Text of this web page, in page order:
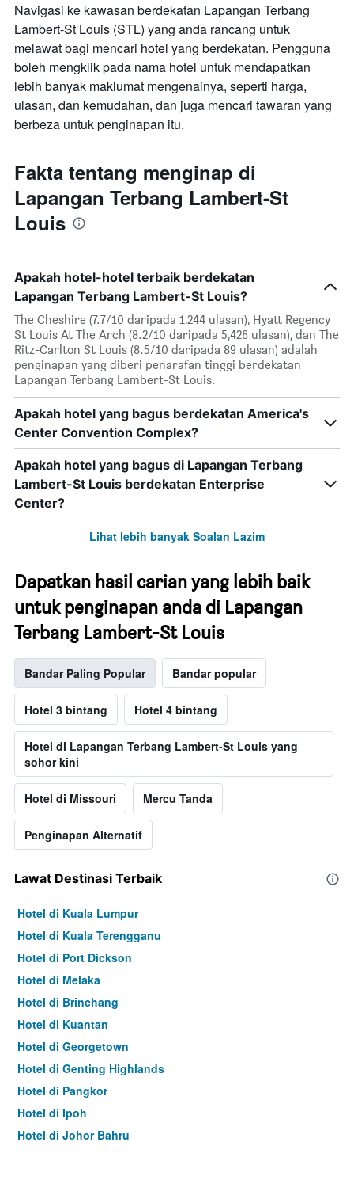
Navigasi ke kawasan berdekatan Lapangan Terbang
Lambert-St Louis (STL) yang anda rancang untuk
melawat bagi mencari hotel yang berdekatan. Pengguna
boleh mengklik pada nama hotel untuk mendapatkan
lebih banyak maklumat mengenainya, seperti harga,
ulasan, dan kemudahan, dan juga mencari tawaran yang
berbeza untuk penginapan itu.
Fakta tentang menginap di
Lapangan Terbang Lambert-St
Louis
Apakah hotel-hotel terbaik berdekatan
Lapangan Terbang Lambert-St Louis?
The Cheshire (7.7/10 daripada 1,244 ulasan), Hyatt Regency
St Louis At The Arch (8.2/10 daripada 5,426 ulasan), dan The
Ritz-Carlton St Louis (8.5/10 daripada 89 ulasan) adalah
penginapan yang diberi penarafan tinggi berdekatan
Lapangan Terbang Lambert-St Louis.
Apakah hotel yang bagus berdekatan America's
Center Convention Complex?
Apakah hotel yang bagus di Lapangan Terbang
Lambert-St Louis berdekatan Enterprise
Center?
Lihat lebih banyak Soalan Lazim
Dapatkan hasil carian yang lebih baik
untuk penginapan anda di Lapangan
Terbang Lambert-St Louis
Bandar Paling Popular Bandar popular
Hotel 3 bintang Hotel 4 bintang
Hotel di Lapangan Terbang Lambert-St Louis yang
sohor kini
Hotel di Missouri Mercu Tanda
Penginapan Alternatif
Lawat Destinasi Terbaik
Hotel di Kuala Lumpur
Hotel di Kuala Terengganu
Hotel di Port Dickson
Hotel di Melaka
Hotel di Brinchang
Hotel di Kuantan
Hotel di Georgetown
Hotel di Genting Highlands
Hotel di Pangkor
Hotel di Ipoh
Hotel di Johor Bahru